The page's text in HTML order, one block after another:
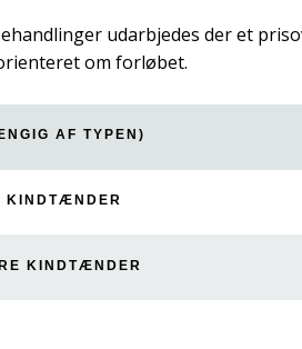
udarbjedes der et
om forløbet.​​
AF TYPEN)​
KINDTÆNDER
KINDTÆNDER